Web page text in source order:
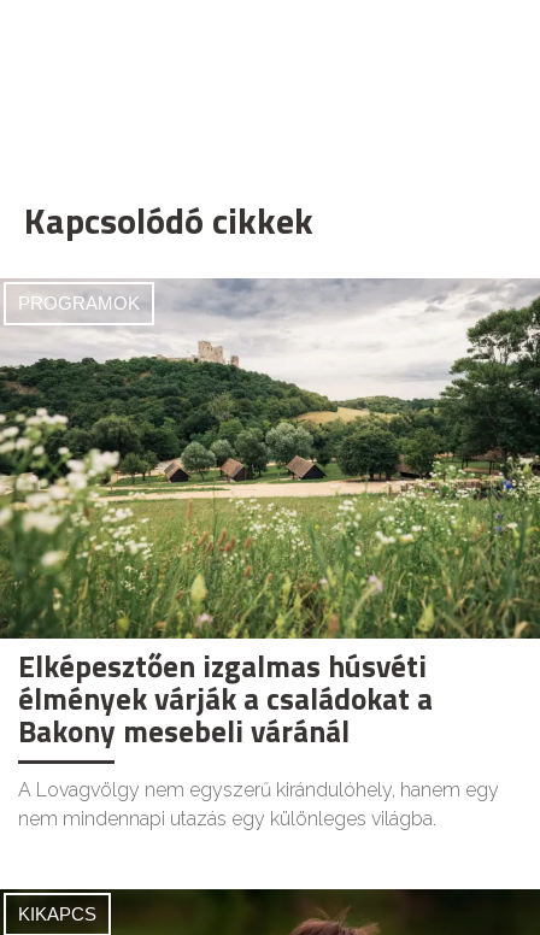
Kapcsolódó cikkek
PROGRAMOK
Elképesztően izgalmas húsvéti
élmények várják a családokat a
Bakony mesebeli váránál
A Lovagvölgy nem egyszerű kirándulóhely, hanem egy
nem mindennapi utazás egy különleges világba.
KIKAPCS